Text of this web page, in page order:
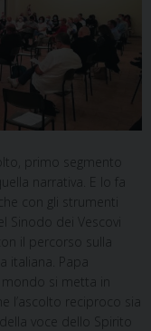
primo segmento
narrativa. E lo fa
con gli strumenti
dei Vescovi
il percorso sulla
italiana. Papa
si metta in
l’ascolto reciproco sia
voce dello Spirito